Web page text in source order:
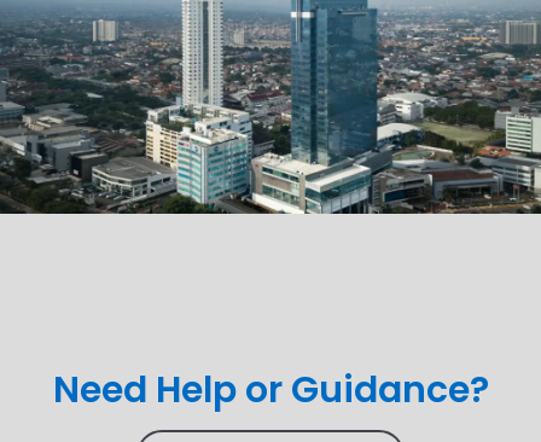
Need Help or Guidance?